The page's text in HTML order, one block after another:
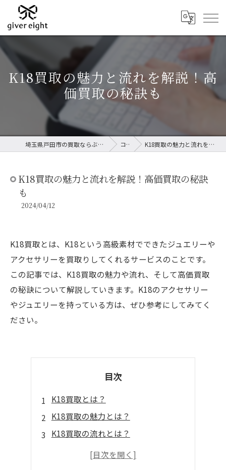
K18買取の魅力と流れを解説！高
価買取の秘訣も
埼玉県戸田市の買取ならぶらんど買取鑑定団 埼玉支店 コラム K18買取の魅力と流れを解説！高価買取の秘訣も
K18買取の魅力と流れを解説！高価買取の秘訣
も
2024/04/12
K18買取とは、K18という高級素材でできたジュエリーや
アクセサリーを買取りしてくれるサービスのことです。
この記事では、K18買取の魅力や流れ、そして高価買取
の秘訣について解説していきます。K18のアクセサリー
やジュエリーを持っている方は、ぜひ参考にしてみてく
ださい。
目次
K18買取とは？
K18買取の魅力とは？
K18買取の流れとは？
K18買取の高価買取の秘訣とは？